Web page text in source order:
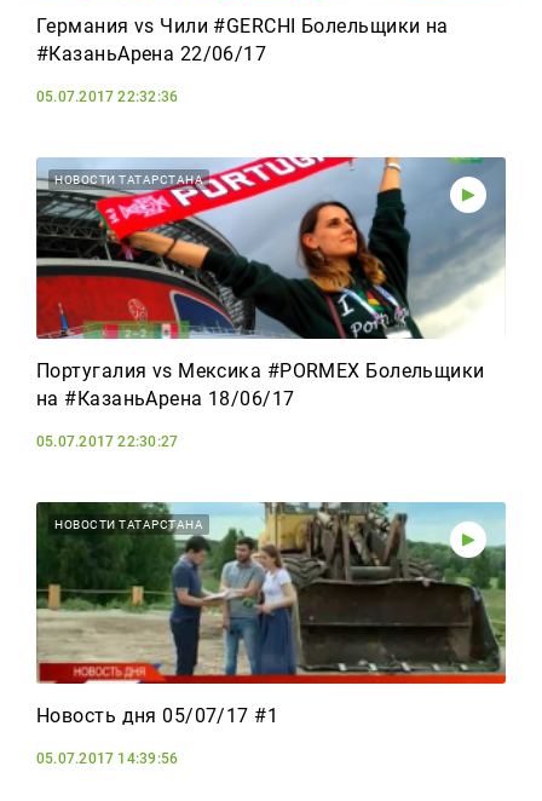
Германия vs Чили #GERCHI Болельщики на
#КазаньАрена 22/06/17
05.07.2017 22:32:36
НОВОСТИ ТАТАРСТАНА
Португалия vs Мексика #PORMEX Болельщики
на #КазаньАрена 18/06/17
05.07.2017 22:30:27
НОВОСТИ ТАТАРСТАНА
Новость дня 05/07/17 #1
05.07.2017 14:39:56